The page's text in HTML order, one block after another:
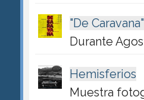
"De
Durante
Hemisferios
Muestra